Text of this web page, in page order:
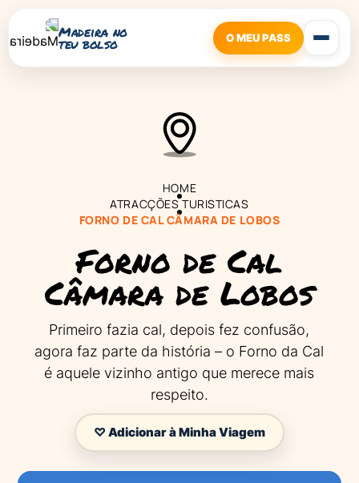
Madeira no
teu bolso O MEU PASS
HOME
ATRACÇÕES TURISTICAS
FORNO DE CAL CÂMARA DE LOBOS
Forno de Cal
Câmara de Lobos
Primeiro fazia cal, depois fez confusão,
agora faz parte da história – o Forno da Cal
é aquele vizinho antigo que merece mais
respeito.
♡ Adicionar à Minha Viagem